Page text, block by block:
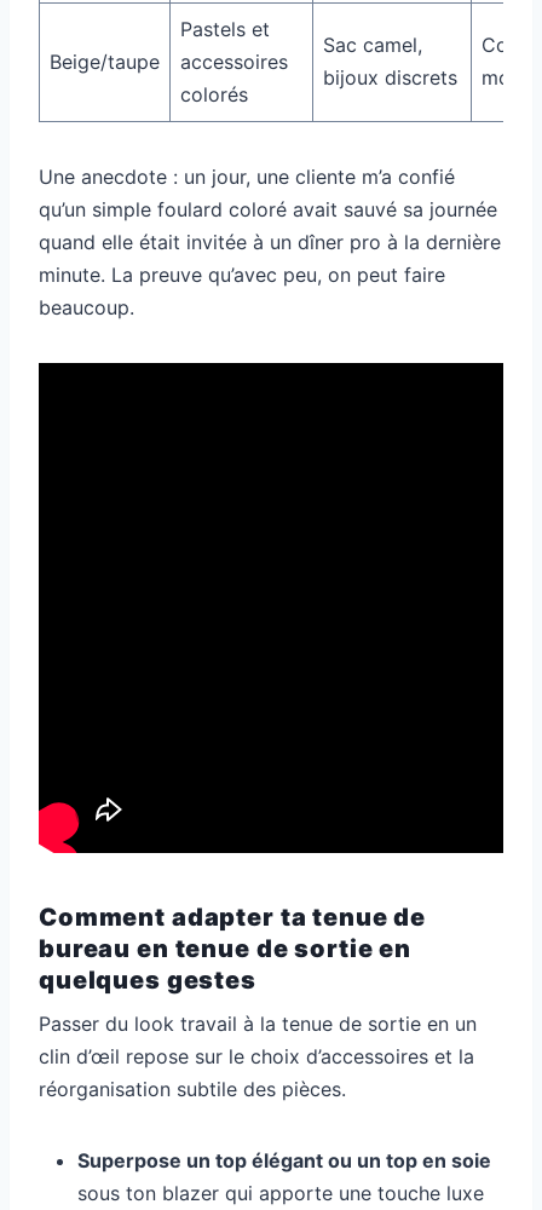
Beige/taupe
Pastels et
accessoires
colorés
Sac camel,
bijoux discrets
mode
Une anecdote : un jour, une cliente m’a confié
qu’un simple foulard coloré avait sauvé sa journée
quand elle était invitée à un dîner pro à la dernière
minute. La preuve qu’avec peu, on peut faire
beaucoup.
Comment adapter ta tenue de
bureau en tenue de sortie en
quelques gestes
Passer du look travail à la tenue de sortie en un
clin d’œil repose sur le choix d’accessoires et la
réorganisation subtile des pièces.
Superpose un top élégant ou un top en soie
sous ton blazer qui apporte une touche luxe